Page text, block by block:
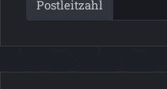
Postleitzahl